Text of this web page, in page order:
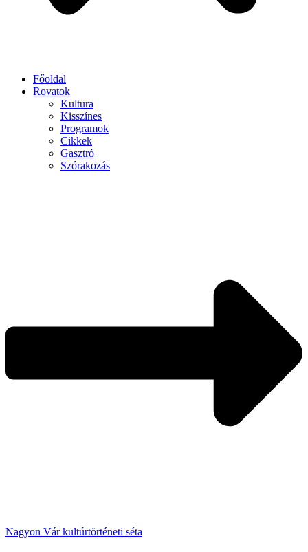
Főoldal
Rovatok
Kultura
Kisszínes
Programok
Cikkek
Gasztró
Szórakozás
Nagyon Vár kultúrtörténeti séta